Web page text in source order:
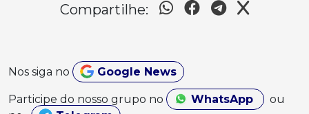
Compartilhe:
Nos siga no Google News
Participe do nosso grupo no WhatsApp
ou